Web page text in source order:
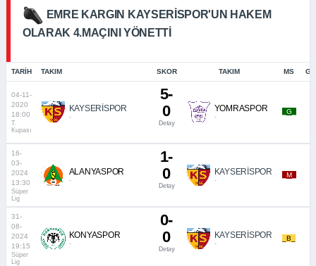
EMRE KARGIN KAYSERISPOR'UN HAKEM
OLARAK 4.MAÇINI YÖNETTI
TARIH TAKIM SKOR TAKIM MS
04-11-
2020
18:00
T.
Kupası
KAYSERİSPOR
-
5-
0
Detay
YOMRASPOR
-
_G_
16-
03-
2024
13:30
Süper
Lig
ALANYASPOR
-
1-
0
Detay
KAYSERİSPOR
-
_M_
31-
08-
2024
19:15
Süper
Lig
KONYASPOR
-
0-
0
Detay
KAYSERİSPOR
-
_B_